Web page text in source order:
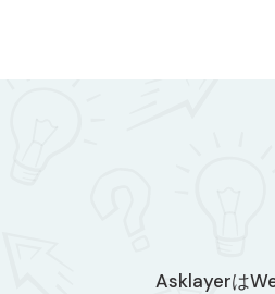
Asklayerは